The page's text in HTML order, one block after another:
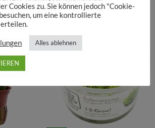
€
Cookies zu. Sie können jedoch "Cookie-
um eine kontrollierte
Alles ablehnen